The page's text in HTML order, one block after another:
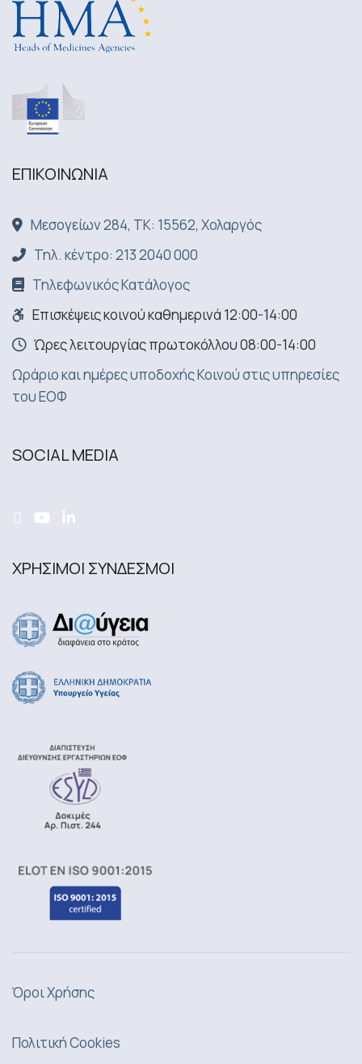
ΕΠΙΚΟΙΝΩΝΙA
Μεσογείων 284, ΤΚ: 15562, Χολαργός
Τηλ. κέντρο: 213 2040 000
Τηλεφωνικός Κατάλογος
Επισκέψεις κοινού καθημερινά 12:00-14:00
Ώρες λειτουργίας πρωτοκόλλου 08:00-14:00
Ωράριο και ημέρες υποδοχής Κοινού στις υπηρεσίες
του ΕΟΦ
SOCIAL MEDIA
ΧΡΗΣΙΜΟΙ ΣΥΝΔΕΣΜΟΙ
Όροι Χρήσης
Πολιτική Cookies